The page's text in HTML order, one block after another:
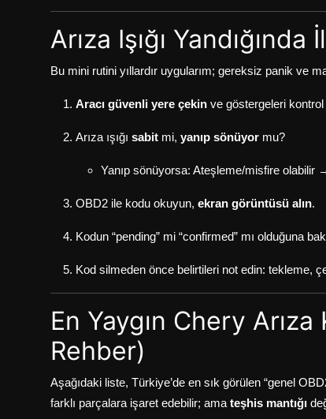
Arıza Işığı
Bu mini rutini yıllardır uygularım; gereksiz panik ve
Aracı güvenli yere çekin ve göstergeleri kontrol
Arıza ışığı sabit mi, yanıp sönüyor mu?
Yanıp sönüyorsa: Ateşleme/misfire olabilir
OBD2 ile kodu okuyun, ekran görüntüsü alın.
Kodun “pending” mi “confirmed” mı olduğuna
Kod silmeden önce belirtileri not edin: tekleme,
En Yaygın Chery
Rehber)
Aşağıdaki liste, Türkiye’de en sık görülen “genel
farklı parçalara işaret edebilir; ama teşhis mantığı